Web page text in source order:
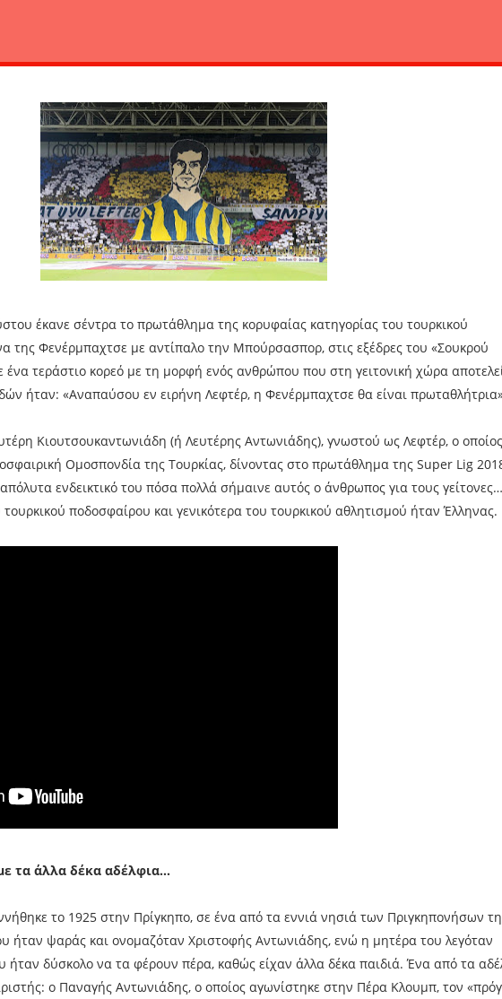
έκανε σέντρα το πρωτάθλημα της κορυφαίας κατηγορίας του τουρκικού
της Φενέρμπαχτσε με αντίπαλο την Μπούρσασπορ, στις εξέδρες του «Σουκρού
τεράστιο κορεό με τη μορφή ενός ανθρώπου που στη γειτονική χώρα
ήταν: «Αναπαύσου εν ειρήνη Λεφτέρ, η Φενέρμπαχτσε θα είναι
Κιουτσουκαντωνιάδη (ή Λευτέρης Αντωνιάδης), γνωστού ως Λεφτέρ, ο οποίος
Ομοσπονδία της Τουρκίας, δίνοντας στο πρωτάθλημα της Super Lig
ενδεικτικό του πόσα πολλά σήμαινε αυτός ο άνθρωπος για τους
ποδοσφαίρου και γενικότερα του τουρκικού αθλητισμού ήταν Έλληνας.
τα άλλα δέκα αδέλφια…
το 1925 στην Πρίγκηπο, σε ένα από τα εννιά νησιά των Πριγκηπονήσων
ήταν ψαράς και ονομαζόταν Χριστοφής Αντωνιάδης, ενώ η μητέρα του λεγόταν
ήταν δύσκολο να τα φέρουν πέρα, καθώς είχαν άλλα δέκα παιδιά. Ένα από τα
ο Παναγής Αντωνιάδης, ο οποίος αγωνίστηκε στην Πέρα Κλουμπ, τον